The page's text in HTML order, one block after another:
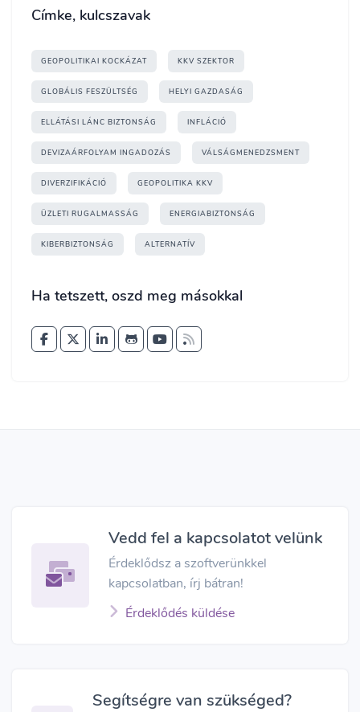
Címke, kulcszavak
GEOPOLITIKAI KOCKÁZAT KKV SZEKTOR
GLOBÁLIS FESZÜLTSÉG HELYI GAZDASÁG
ELLÁTÁSI LÁNC BIZTONSÁG INFLÁCIÓ
DEVIZAÁRFOLYAM INGADOZÁS VÁLSÁGMENEDZSMENT
DIVERZIFIKÁCIÓ GEOPOLITIKA KKV
ÜZLETI RUGALMASSÁG ENERGIABIZTONSÁG
KIBERBIZTONSÁG ALTERNATÍV
Ha tetszett, oszd meg másokkal
Vedd fel a kapcsolatot velünk
Érdeklődsz a szoftverünkkel
kapcsolatban, írj bátran!
Érdeklődés küldése
Segítségre van szükséged?